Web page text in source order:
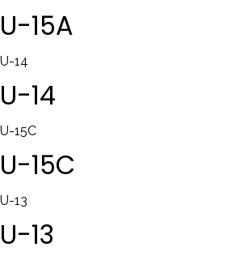
U-15A
U-14
U-14
U-15C
U-15C
U-13
U-13